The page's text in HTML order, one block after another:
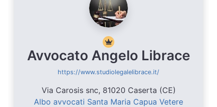
Avvocato Angelo Librace
https://www.studiolegalelibrace.it/
Via Carosis snc, 81020 Caserta (CE)
Albo avvocati Santa Maria Capua Vetere